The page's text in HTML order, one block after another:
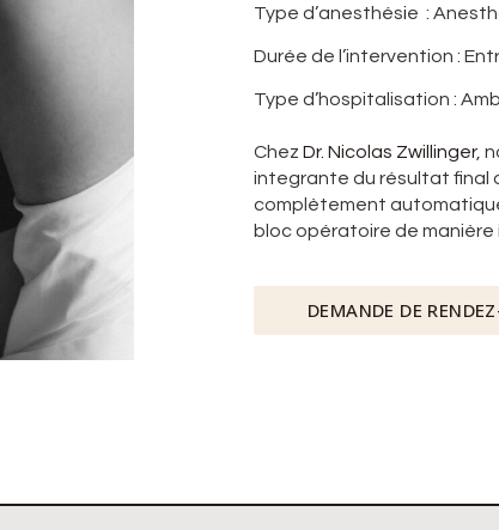
Type d’anesthésie :
Durée de l’intervention :
Type d’hospitalisation :
Chez Dr. Nicolas Zwillinger,
integrante du résultat final
complètement
bloc opératoire de manière
DEMANDE DE